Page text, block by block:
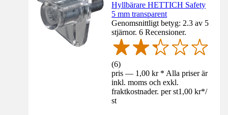
Hyllbärare HETTICH Safety
5 mm transparent
Genomsnittligt betyg: 2.3 av 5
stjärnor. 6 Recensioner.
(6)
pris — 1,00 kr * Alla priser är
inkl. moms och exkl.
fraktkostnader. per st1,00 kr*/
st